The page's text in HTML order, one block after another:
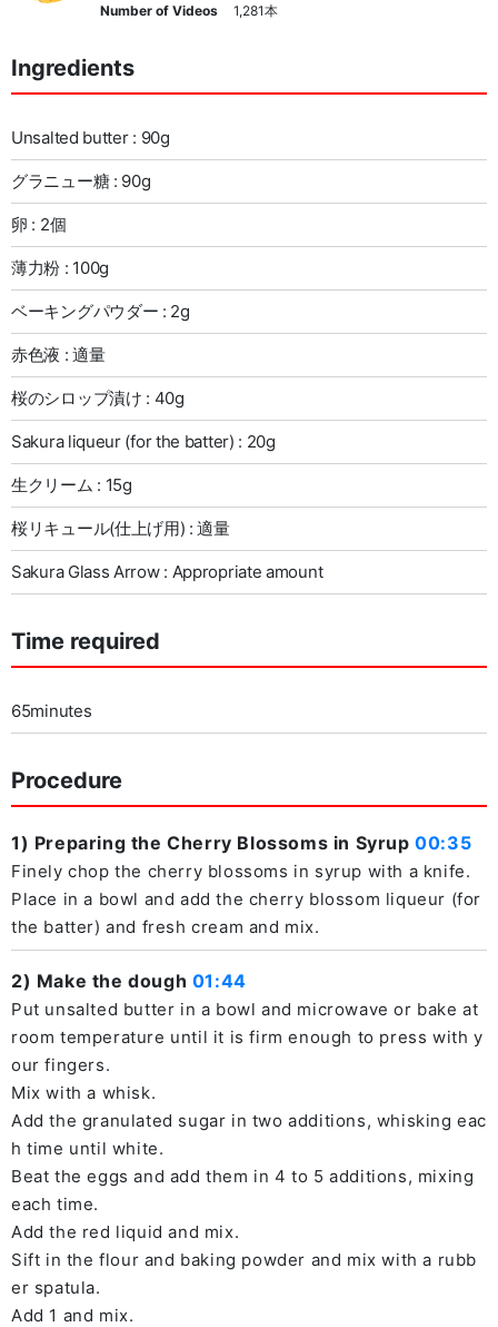
Number of Videos
1,281本
Ingredients
Unsalted butter : 90g
グラニュー糖 : 90g
卵 : 2個
薄力粉 : 100g
ベーキングパウダー : 2g
赤色液 : 適量
桜のシロップ漬け : 40g
Sakura liqueur (for the batter) : 20g
生クリーム : 15g
桜リキュール(仕上げ用) : 適量
Sakura Glass Arrow : Appropriate amount
Time required
65minutes
Procedure
1) Preparing the Cherry Blossoms in Syrup00:35
Finely chop the cherry blossoms in syrup with a knife.
Place in a bowl and add the cherry blossom liqueur (for
the batter) and fresh cream and mix.
2) Make the dough 01:44
Put unsalted butter in a bowl and microwave or bake at
room temperature until it is firm enough to press with y
our fingers.
Mix with a whisk.
Add the granulated sugar in two additions, whisking eac
h time until white.
Beat the eggs and add them in 4 to 5 additions, mixing
each time.
Add the red liquid and mix.
Sift in the flour and baking powder and mix with a rubb
er spatula.
Add 1 and mix.